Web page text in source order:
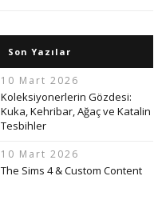
Son Yazılar
10 Mart 2026
Koleksiyonerlerin Gözdesi:
Kuka, Kehribar, Ağaç ve Katalin
Tesbihler
10 Mart 2026
The Sims 4 & Custom Content